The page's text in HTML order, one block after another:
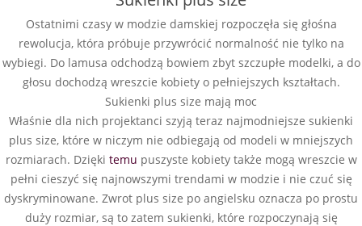
Ostatnimi czasy w modzie damskiej rozpoczęła się głośna
rewolucja, która próbuje przywrócić normalność nie tylko na
wybiegi. Do lamusa odchodzą bowiem zbyt szczupłe modelki, a do
głosu dochodzą wreszcie kobiety o pełniejszych kształtach.
Sukienki plus size mają moc
Właśnie dla nich projektanci szyją teraz najmodniejsze sukienki
plus size, które w niczym nie odbiegają od modeli w mniejszych
rozmiarach. Dzięki temu puszyste kobiety także mogą wreszcie w
pełni cieszyć się najnowszymi trendami w modzie i nie czuć się
dyskryminowane. Zwrot plus size po angielsku oznacza po prostu
duży rozmiar, są to zatem sukienki, które rozpoczynają się